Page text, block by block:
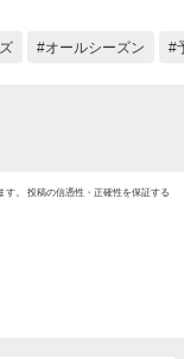
オールシーズン
。 投稿の信憑性・正確性を保証する